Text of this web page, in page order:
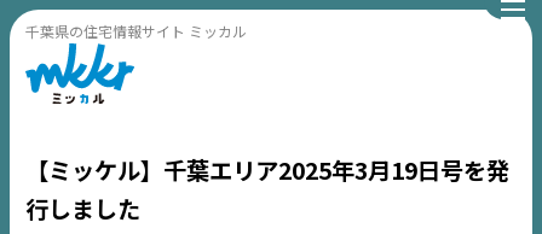
千葉県の住宅情報サイト ミッカル
【ミッケル】千葉エリア2025年3月19日号を発
行しました